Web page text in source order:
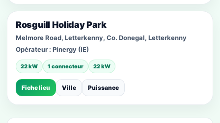
Rosguill Holiday Park
Melmore Road, Letterkenny, Co. Donegal, Letterkenny
Opérateur : Pinergy (IE)
22 kW 1 connecteur 22 kW
Fiche lieu Ville Puissance